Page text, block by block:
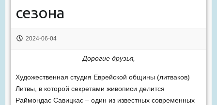
сезона
2024-06-04
Дорогие друзья,
Художественная студия Еврейской общины (литваков)
Литвы, в которой секретами живописи делится
Раймондас Савицкас – один из известных современных